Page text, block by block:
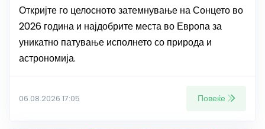
Откријте го целосното затемнување на Сонцето во
2026 година и најдобрите места во Европа за
уникатно патување исполнето со природа и
астрономија.
06.08.2026 17:05 Повеќе